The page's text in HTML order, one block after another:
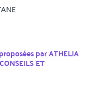
parATHELIA
ET